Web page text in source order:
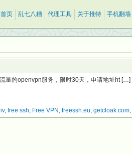
首页 乱七八糟 代理工具 关于推特 手机翻墙
量的openvpn服务，限时30天，申请地址ht […]
, free ssh, Free VPN , freessh.eu, getcloak.com,